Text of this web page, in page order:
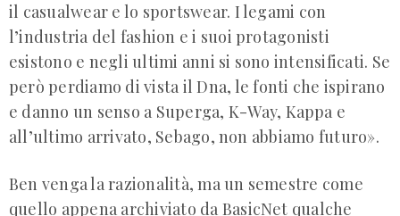
il casualwear e lo sportswear. I legami con
l’industria del fashion e i suoi protagonisti
esistono e negli ultimi anni si sono intensificati. Se
però perdiamo di vista il Dna, le fonti che ispirano
e danno un senso a Superga, K-Way, Kappa e
all’ultimo arrivato, Sebago, non abbiamo futuro».
Ben venga la razionalità, ma un semestre come
quello appena archiviato da BasicNet qualche